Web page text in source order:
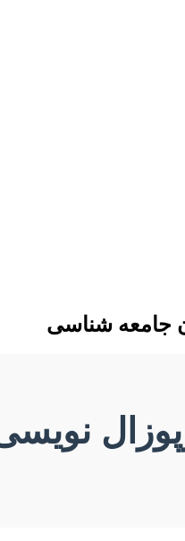
جامعه شناسی